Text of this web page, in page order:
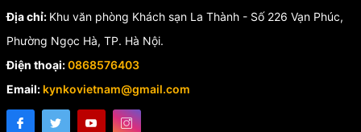
Địa chỉ: Khu văn phòng Khách sạn La Thành - Số 226 Vạn Phúc,
Phường Ngọc Hà, TP. Hà Nội.
Điện thoại:0868576403
Email: kynkovietnam@gmail.com